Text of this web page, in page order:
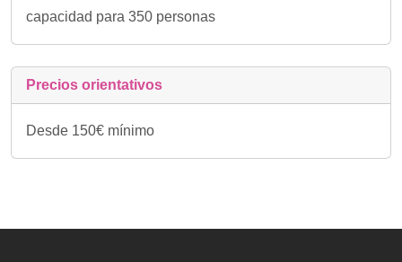
capacidad para 350 personas
Precios orientativos
Desde 150€ mínimo